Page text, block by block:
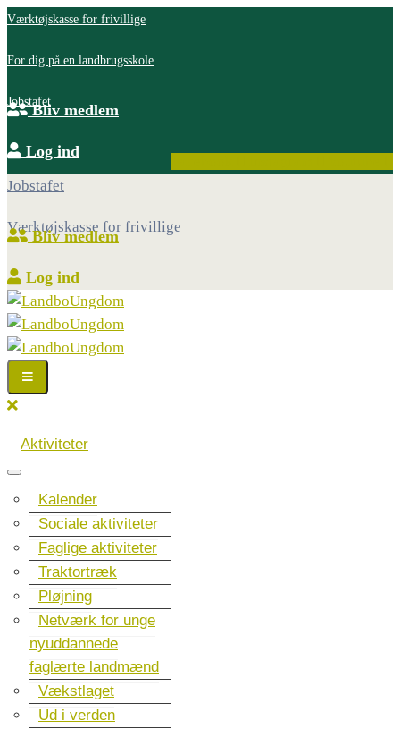
Værktøjskasse for frivillige
For dig på en landbrugsskole
JobstafetBliv medlem
Log ind
Jobstafet
Værktøjskasse for frivillige
Bliv medlem
Log ind
Aktiviteter
Kalender
Sociale aktiviteter
Faglige aktiviteter
Traktortræk
Pløjning
Netværk for unge
nyuddannede
faglærte landmænd
Vækstlaget
Ud i verden